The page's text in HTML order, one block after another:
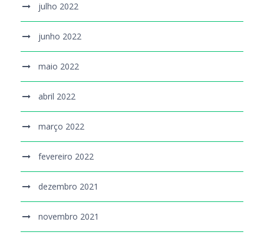
julho 2022
junho 2022
maio 2022
abril 2022
março 2022
fevereiro 2022
dezembro 2021
novembro 2021